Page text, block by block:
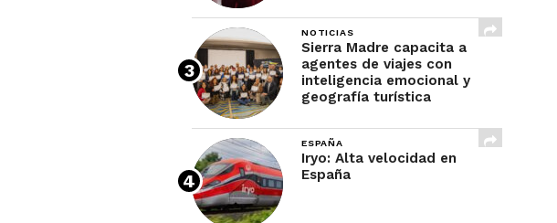
NOTICIAS
Sierra Madre capacita a
agentes de viajes con
inteligencia emocional y
geografía turística
ESPAÑA
Iryo: Alta velocidad en
España